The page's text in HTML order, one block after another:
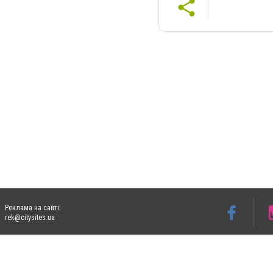
Реклама на сайті:
rek@citysites.ua